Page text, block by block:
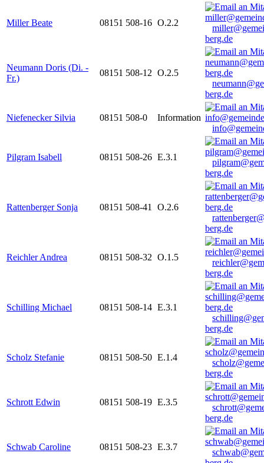
Miller Beate 08151 508-16 O.2.2
berg.de
Neumann Doris (Di. -
Fr.)
08151 508-12 O.2.5
berg.de
Niefenecker Silvia 08151 508-0
Information
Pilgram Isabell 08151 508-26 E.3.1
berg.de
Rattenberger Sonja 08151 508-41
O.2.6
berg.de
Reichler Andrea 08151 508-32 O.1.5
berg.de
Schilling Michael 08151 508-14 E.3.1
berg.de
Scholz Stefanie 08151 508-50 E.1.4
berg.de
Schrott Edwin 08151 508-19 E.3.5
berg.de
Schwab Caroline 08151 508-23 E.3.7